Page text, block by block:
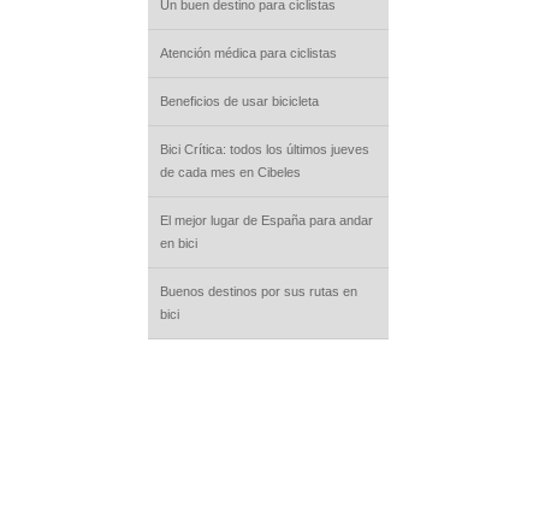
Un buen destino para ciclistas
Atención médica para ciclistas
Beneficios de usar bicicleta
Bici Crítica: todos los últimos jueves
de cada mes en Cibeles
El mejor lugar de España para andar
en bici
Buenos destinos por sus rutas en
bici